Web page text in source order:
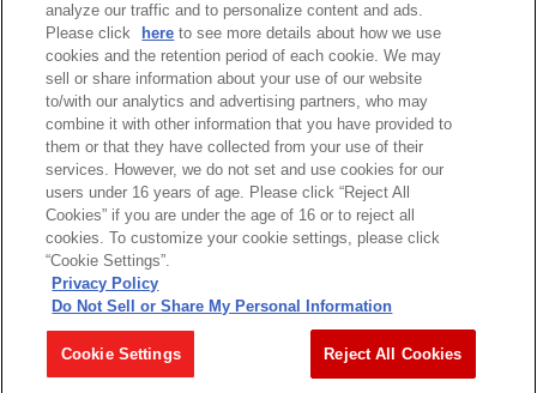
privacypolicy
Do Not Sell or Share My
Personal Information
ウェブサイトご利用条件
ソーシャルメディアポリシー
個人情報保護方針
お問い合わせ
©BANDAI
コピーライト一覧を表示する
analyze our traffic and to personalize content and ads.
Please click
here to see more details about how we use
cookies and the retention period of each cookie. We may
sell or share information about your use of our website
to/with our analytics and advertising partners, who may
combine it with other information that you have provided to
them or that they have collected from your use of their
services. However, we do not set and use cookies for our
users under 16 years of age. Please click “Reject All
Cookies” if you are under the age of 16 or to reject all
cookies. To customize your cookie settings, please click
“Cookie Settings”.
Privacy Policy
Do Not Sell or Share My Personal Information
Cookie Settings Reject All Cookies